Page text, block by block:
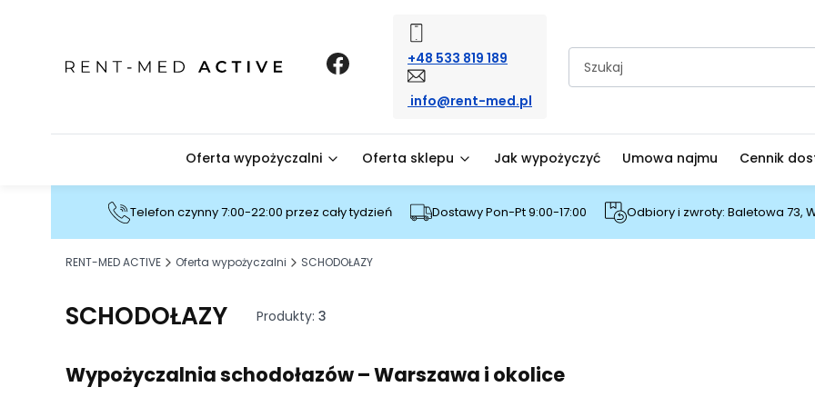
+48 533 819 189
info@rent-med.pl
Oferta wypożyczalni Oferta sklepu Jak wypożyczyć Umowa najmu Cennik
Telefon czynny 7:00-22:00 przez cały tydzień Dostawy Pon-Pt 9:00-17:00 Odbiory i zwroty: Baletowa 73,
RENT-MED ACTIVE Oferta wypożyczalni SCHODOŁAZY
SCHODOŁAZY Produkty: 3
Wypożyczalnia schodołazów – Warszawa i okolice